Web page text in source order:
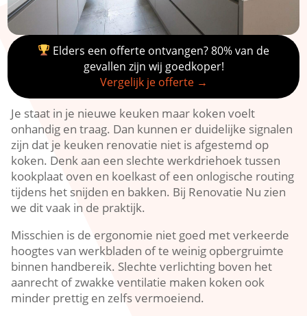
Elders een offerte ontvangen? 80% van de
gevallen zijn wij goedkoper!
Vergelijk je offerte →
Je staat in je nieuwe keuken maar koken voelt
onhandig en traag.​ Dan kunnen er duidelijke signalen
zijn dat je keuken renovatie niet is afgestemd op
koken.​ Denk aan een slechte werkdriehoek tussen
kookplaat oven en koelkast of een onlogische routing
tijdens het snijden en bakken.​ Bij Renovatie Nu zien
we dit vaak in de praktijk.​
Misschien is de ergonomie niet goed met verkeerde
hoogtes van werkbladen of te weinig opbergruimte
binnen handbereik.​ Slechte verlichting boven het
aanrecht of zwakke ventilatie maken koken ook
minder prettig en zelfs vermoeiend.​